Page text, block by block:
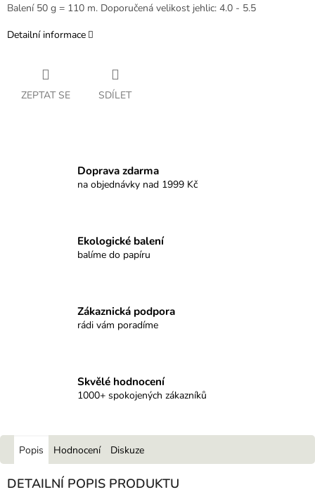
Balení 50 g = 110 m. Doporučená velikost jehlic: 4.0 - 5.5
Detailní informace
ZEPTAT SE SDÍLET
Doprava zdarma
na objednávky nad 1999 Kč
Ekologické balení
balíme do papíru
Zákaznická podpora
rádi vám poradíme
Skvělé hodnocení
1000+ spokojených zákazníků
Popis Hodnocení Diskuze
DETAILNÍ POPIS PRODUKTU